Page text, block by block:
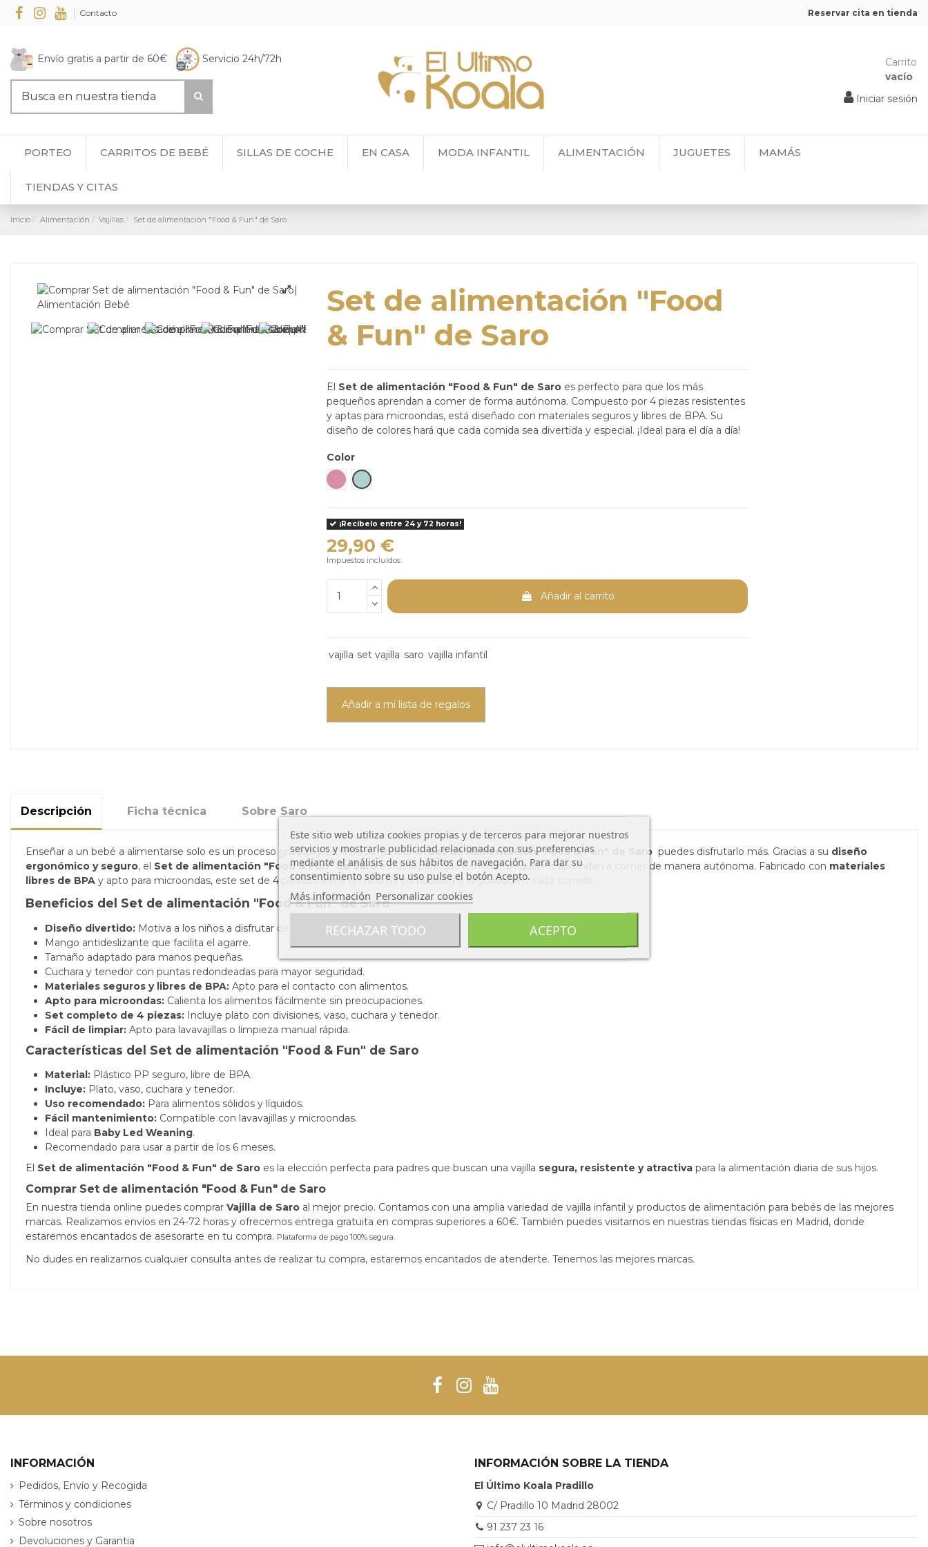
Contacto Reservar cita en tienda
Envío gratis a partir de 60€ Servicio 24h/72h
Carrito
vacío
Iniciar sesión
PORTEO CARRITOS DE BEBÉ SILLAS DE COCHE EN CASA MODA INFANTIL ALIMENTACIÓN JUGUETES MAMÁS
TIENDAS Y CITAS
Inicio Alimentación Vajillas Set de alimentación "Food & Fun" de Saro
Set de alimentación "Food
& Fun" de Saro
El Set de alimentación "Food & Fun" de Saro es perfecto para que los más
pequeños aprendan a comer de forma autónoma. Compuesto por 4 piezas resistentes
y aptas para microondas, está diseñado con materiales seguros y libres de BPA. Su
diseño de colores hará que cada comida sea divertida y especial. ¡Ideal para el día a día!
Color
Rosa
Verde
¡Recíbelo entre 24 y 72 horas!
29,90 €
Impuestos incluidos
Añadir al carrito
vajilla set vajilla saro vajilla infantil
Añadir a mi lista de regalos
Descripción Ficha técnica Sobre Saro
Enseñar a un bebé a alimentarse solo es un proceso gradual y emocionante. Con elSet de Alimentación "Food & Fun" de Saro puedes disfrutarlo más. Gracias a su diseño
ergonómico y seguro, el Set de alimentación "Food & Fun" de Saroes ideal para que los niños pequeños aprendan a comer de manera autónoma. Fabricado con materiales
libres de BPA y apto para microondas, este set de 4 piezas ofrece la máxima comodidad y seguridad en cada comida.
Beneficios del Set de alimentación "Food & Fun" de Saro
Diseño divertido: Motiva a los niños a disfrutar de sus comidas.
Mango antideslizante que facilita el agarre.
Tamaño adaptado para manos pequeñas.
Cuchara y tenedor con puntas redondeadas para mayor seguridad.
Materiales seguros y libres de BPA: Apto para el contacto con alimentos.
Apto para microondas: Calienta los alimentos fácilmente sin preocupaciones.
Set completo de 4 piezas: Incluye plato con divisiones, vaso, cuchara y tenedor.
Fácil de limpiar: Apto para lavavajillas o limpieza manual rápida.
Características del Set de alimentación "Food & Fun" de Saro
Material: Plástico PP seguro, libre de BPA.
Incluye: Plato, vaso, cuchara y tenedor.
Uso recomendado: Para alimentos sólidos y líquidos.
Fácil mantenimiento: Compatible con lavavajillas y microondas.
Ideal para Baby Led Weaning.
Recomendado para usar a partir de los 6 meses.
El Set de alimentación "Food & Fun" de Saro es la elección perfecta para padres que buscan una vajilla segura, resistente y atractiva para la alimentación diaria de sus hijos.
Comprar Set de alimentación "Food & Fun" de Saro
En nuestra tienda online puedes comprar Vajilla de Saro al mejor precio. Contamos con una amplia variedad de vajilla infantil y productos de alimentación para bebés de las mejores
marcas. Realizamos envíos en 24-72 horas y ofrecemos entrega gratuita en compras superiores a 60€. También puedes visitarnos en nuestras tiendas físicas en Madrid, donde
estaremos encantados de asesorarte en tu compra. Plataforma de pago 100% segura.
No dudes en realizarnos cualquier consulta antes de realizar tu compra, estaremos encantados de atenderte. Tenemos las mejores marcas.
INFORMACIÓN
Pedidos, Envío y Recogida
Términos y condiciones
Sobre nosotros
Devoluciones y Garantia
INFORMACIÓN SOBRE LA TIENDA
El Último Koala Pradillo
C/ Pradillo 10 Madrid 28002
91 237 23 16
Este sitio web utiliza cookies propias y de terceros para mejorar nuestros
servicios y mostrarle publicidad relacionada con sus preferencias
mediante el análisis de sus hábitos de navegación. Para dar su
consentimiento sobre su uso pulse el botón Acepto.
Más información Personalizar cookies
RECHAZAR TODO ACEPTO